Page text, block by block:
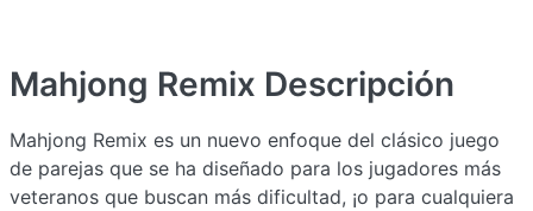
Mahjong Remix Descripción
Mahjong Remix es un nuevo enfoque del clásico juego
de parejas que se ha diseñado para los jugadores más
veteranos que buscan más dificultad, ¡o para cualquiera